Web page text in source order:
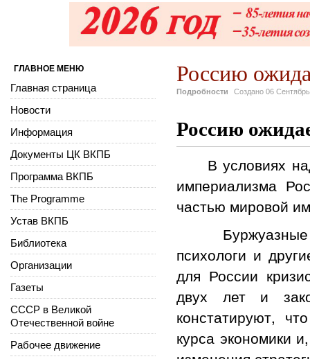
Россию
Подробности Создано 06
Россию
В условиях
империализма
частью мировой
Буржуазные
психологи и
для России
двух лет и
констатируют,
курса экономики
ГЛАВНОЕ МЕНЮ
Главная страница
Новости
Информация
Документы ЦК ВКПБ
Программа ВКПБ
The Programme
Устав ВКПБ
Библиотека
Организации
Газеты
СССР в Великой
Отечественной войне
Рабочее движение